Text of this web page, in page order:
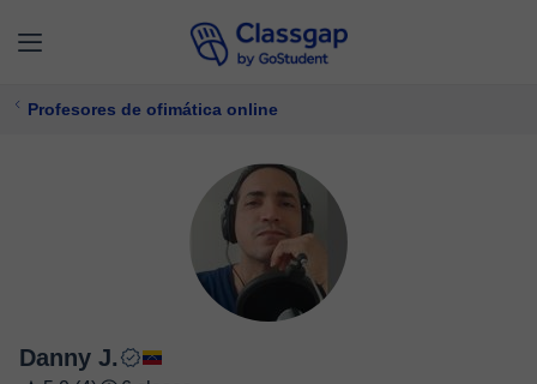
Profesores de ofimática online
Danny J.